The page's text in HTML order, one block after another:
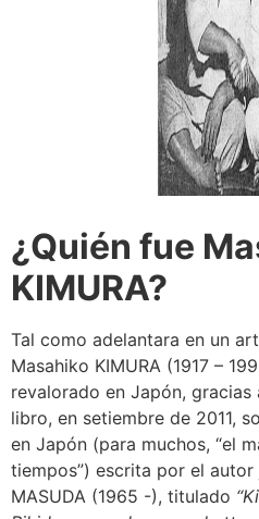
¿Quién fue
KIMURA?
Tal como adelantara en un
Masahiko KIMURA (1917 –
revalorado en Japón,
libro, en setiembre de 2011,
en Japón (para muchos, “el
tiempos”) escrita por el autor
MASUDA (1965 -), titulado